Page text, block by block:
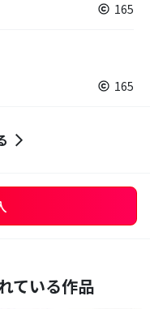
165
165
ている作品